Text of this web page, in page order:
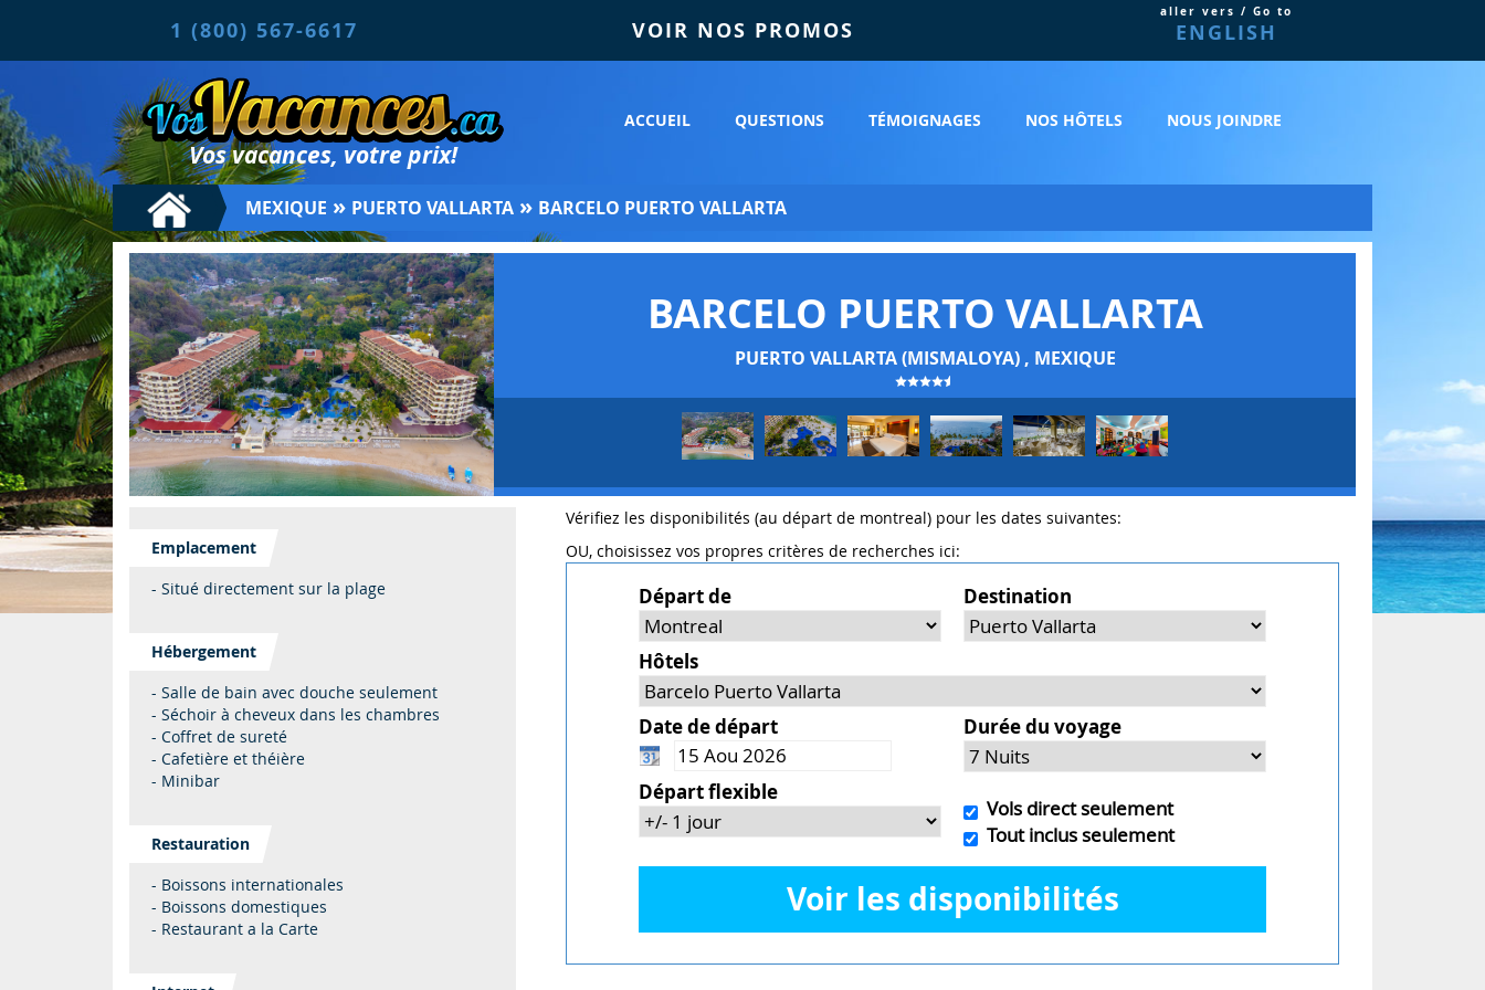
1 (800) 567-6617 VOIR NOS PROMOS
aller vers / Go to
ENGLISH
Vos vacances, votre prix!
ACCUEIL QUESTIONS TÉMOIGNAGES NOS HÔTELS NOUS JOINDRE
MEXIQUE » PUERTO VALLARTA » BARCELO PUERTO VALLARTA
BARCELO PUERTO VALLARTA
PUERTO VALLARTA (MISMALOYA) , MEXIQUE
Emplacement
- Situé directement sur la plage
Hébergement
- Salle de bain avec douche seulement
- Séchoir à cheveux dans les chambres
- Coffret de sureté
- Cafetière et théière
- Minibar
Restauration
- Boissons internationales
- Boissons domestiques
- Restaurant a la Carte
Vérifiez les disponibilités (au départ de montreal) pour les dates suivantes:
OU, choisissez vos propres critères de recherches ici:
Départ de Destination
Hôtels
Date de départ Durée du voyage
Départ flexible
Vols direct seulement
Tout inclus seulement
Voir les disponibilités